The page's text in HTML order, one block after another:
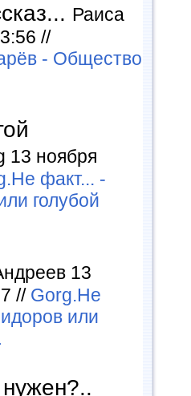
Раиса
//
- Общество
13 ноября
факт... -
голубой
13
// Gorg.Не
или